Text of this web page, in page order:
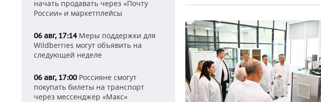
начать продавать через «Почту
России» и маркетплейсы
06 авг, 17:14Меры поддержки для
Wildberries могут объявить на
следующей неделе
06 авг, 17:00Россияне смогут
покупать билеты на транспорт
через мессенджер «Макс»